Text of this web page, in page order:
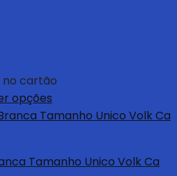
no cartão
opções
Tamanho Unico Volk Ca